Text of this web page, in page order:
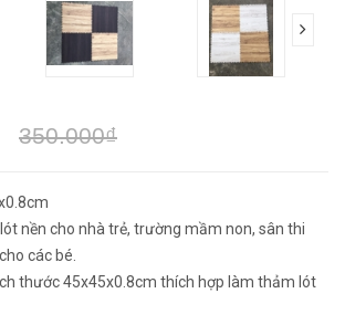
350.000₫
nền cho nhà trẻ, trường mầm non, sân thi
các bé.
thước 45x45x0.8cm thích hợp làm thảm lót